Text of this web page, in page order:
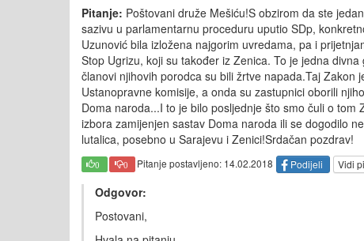
Pitanje: Poštovani druže Mešiću!S obzirom da ste
sazivu u parlamentarnu proceduru uputio SDp,
Uzunović bila izložena najgorim uvredama, pa i
Stop Ugrizu, koji su također iz Zenica. To je jedna
članovi njihovih porodca su bili žrtve napada.Taj
Ustanopravne komisije, a onda su zastupnici oborili
Doma naroda...I to je bilo posljednje što smo čuli o
izbora zamijenjen sastav Doma naroda ili se dogodilo
lutalica, posebno u Sarajevu i Zenici!Srdačan pozdrav!
0 0 Pitanje postavljeno: 14.02.2018 Podijeli Vidi
Odgovor:
Postovani,